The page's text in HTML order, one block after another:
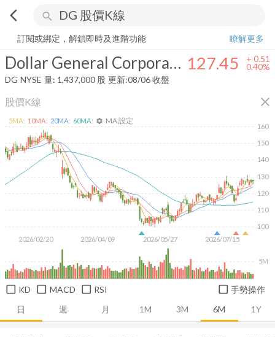
arrow_back_ios search
Dollar General Corporation 127.45
訂閱或綁定，解鎖即時及進階功能
瞭解更多
Dollar General Corporation 127.45 + 0.51
0.40%
DG NYSE 量: 1,437,000 股 更新:08/06 收盤
股價K線 close
日 週 月 1M 3M 6M 1Y
2026/02/20 2026/04/09 2026/05/27 2026/07/15
100
110
120
130
140
150
160
5M
5MA: 10MA: 20MA: 60MA: settings MA 設定
KD MACD RSI 手勢操作